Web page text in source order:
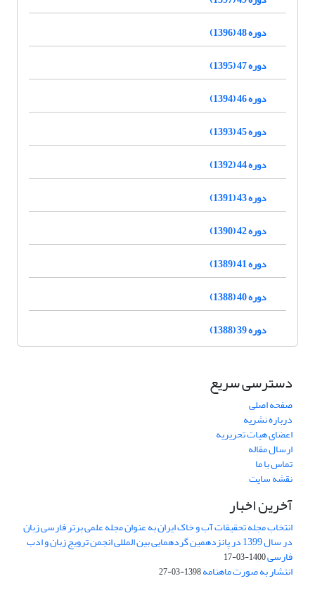
دوره 48 (1396)
دوره 47 (1395)
دوره 46 (1394)
دوره 45 (1393)
دوره 44 (1392)
دوره 43 (1391)
دوره 42 (1390)
دوره 41 (1389)
دوره 40 (1388)
دوره 39 (1388)
دسترسی سریع
صفحه اصلی
درباره نشریه
اعضای هیات تحریریه
ارسال مقاله
تماس با ما
نقشه سایت
آخرین اخبار
انتخاب مجله تحقیقات آب و خاک ایران به عنوان مجله علمی برتر فارسی زبان
در سال 1399 در پانزدهمین گردهمایی بین المللی انجمن ترویج زبان و ادب
فارسی1400-03-17
انتشار به صورت ماهنامه1398-03-27